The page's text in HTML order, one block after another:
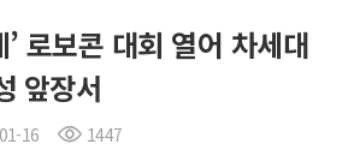
’ 로보콘 대회 열어 차세대
앞장서
16 1447